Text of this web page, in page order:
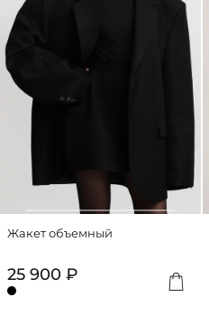
Жакет объемный
25 900 ₽